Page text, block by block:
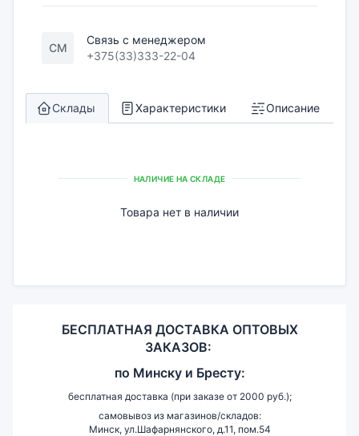
СМ
Связь с менеджером
+375(33)333-22-04
Склады Характеристики Описание
НАЛИЧИЕ НА СКЛАДЕ
Товара нет в наличии
БЕСПЛАТНАЯ ДОСТАВКА ОПТОВЫХ
ЗАКАЗОВ:
по Минску и Бресту:
бесплатная доставка (при заказе от 2000 руб.);
самовывоз из магазинов/складов:
Минск, ул.Шафарнянского, д.11, пом.54